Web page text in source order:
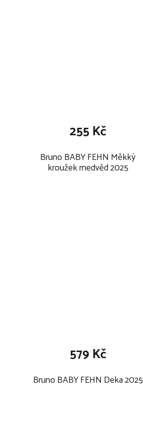
Bruno BABY FEHN Měkký
kroužek medvěd 2025
255 Kč
Bruno BABY FEHN Deka 2025
579 Kč